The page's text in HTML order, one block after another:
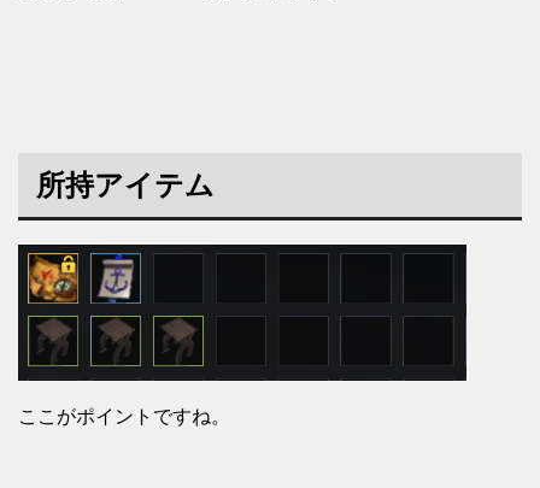
所持アイテム
ここがポイントですね。